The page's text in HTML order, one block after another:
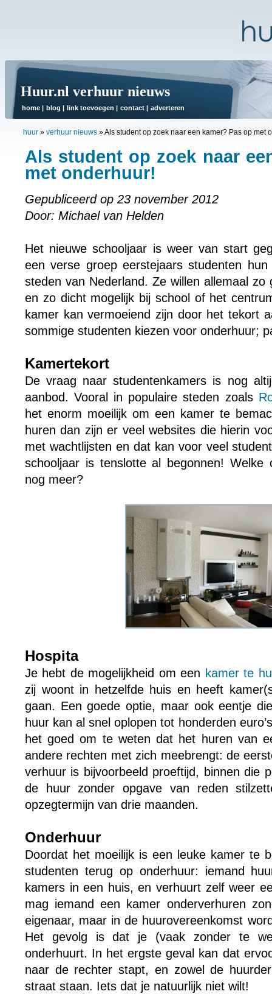
Huur.nl verhuur nieuws
home | blog | link toevoegen | contact | adverteren
huur » verhuur nieuws »Als student op zoek naar een kamer? Pas op met
Als student op zoek naar
met onderhuur!
Gepubliceerd op 23 november 2012
Door: Michael van Helden
Het nieuwe schooljaar is weer van start
een verse groep eerstejaars studenten
steden van Nederland. Ze willen allemaal zo
en zo dicht mogelijk bij school of het
kamer kan vermoeiend zijn door het tekort
sommige studenten kiezen voor onderhuur;
Kamertekort
De vraag naar studentenkamers is nog
aanbod. Vooral in populaire steden zoals
het enorm moeilijk om een kamer te
huren dan zijn er veel websites die hierin
met wachtlijsten en dat kan voor veel
schooljaar is tenslotte al begonnen!
nog meer?
Hospita
Je hebt de mogelijkheid om een kamer te
zij woont in hetzelfde huis en heeft
gaan. Een goede optie, maar ook eentje
huur kan al snel oplopen tot honderden
het goed om te weten dat het huren van
andere rechten met zich meebrengt: de
verhuur is bijvoorbeeld proeftijd, binnen die
de huur zonder opgave van reden
opzegtermijn van drie maanden.
Onderhuur
Doordat het moeilijk is een leuke kamer te
studenten terug op onderhuur: iemand
kamers in een huis, en verhuurt zelf weer
mag iemand een kamer onderverhuren
eigenaar, maar in de huurovereenkomst
Het gevolg is dat je (vaak zonder te
onderhuurt. In het ergste geval kan dat
naar de rechter stapt, en zowel de
straat staan. Iets dat je natuurlijk niet wilt!